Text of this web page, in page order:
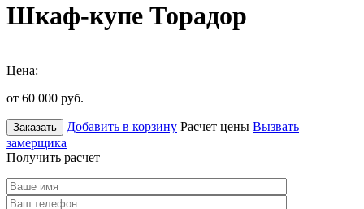
Шкаф-купе Торадор
Цена:
от 60 000 руб.
Заказать Добавить в корзину Расчет цены Вызвать
замерщика
Получить расчет